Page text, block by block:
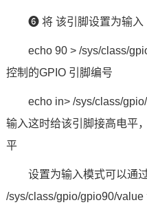
❻ 将 该引脚设置为输入
echo 90 > /sys/class/
控制的GPIO 引脚编号
echo in> /sys/class/
输入这时给该引脚接高电平
平
设置为输入模式可以通
/sys/class/gpio/gpio90/value